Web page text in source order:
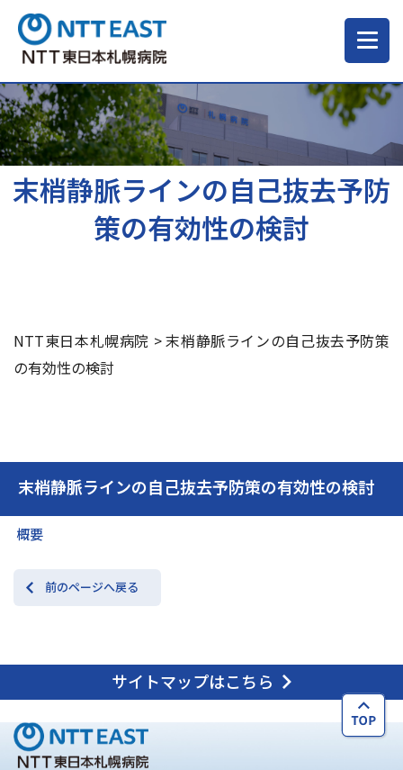
当院について
ご来院される方へ
診療科・部門
採用情報
交通アクセス お問い合わせ
末梢静脈ラインの自己抜去予防策の有効性の検討
概要
前のページへ戻る
末梢静脈ラインの自己抜去予防
策の有効性の検討
NTT東日本札幌病院 >末梢静脈ラインの自己抜去予防策
の有効性の検討
サイトマップはこちら